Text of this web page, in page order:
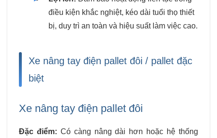
điều kiện khắc nghiệt, kéo dài tuổi thọ thiết
bị, duy trì an toàn và hiệu suất làm việc cao.
Xe nâng tay điện pallet đôi / pallet đặc
biệt
Xe nâng tay điện pallet đôi
Đặc điểm: Có càng nâng dài hơn hoặc hệ thống